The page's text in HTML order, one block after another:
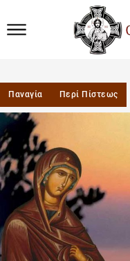
Παναγία Περί Πίστεως